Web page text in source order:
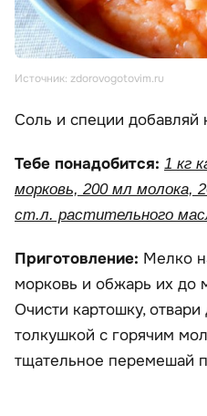
Источник: zdorovogotovim.ru
Соль и специи добавляй
Тебе понадобится: 1 кг
морковь, 200 мл молока,
ст.л. растительного
Приготовление: Мелко
морковь и обжарь их до
Очисти картошку,
толкушкой с горячим
тщательное перемешай